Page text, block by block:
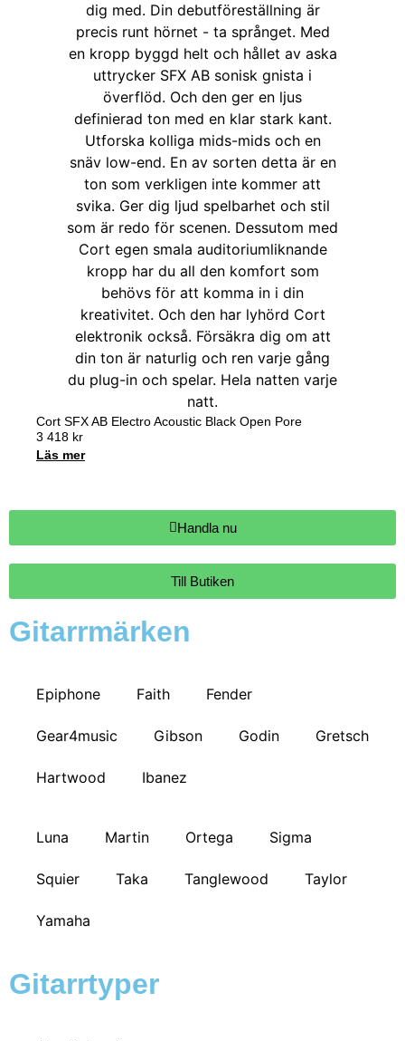
Cort SFX AB Electro Acoustic Black Open Pore
3 418 kr
Läs mer
Handla nu
Till Butiken
Gitarrmärken
Epiphone Faith Fender
Gear4music Gibson Godin Gretsch
Hartwood Ibanez
Luna Martin Ortega Sigma
Squier Taka Tanglewood Taylor
Yamaha
Gitarrtyper